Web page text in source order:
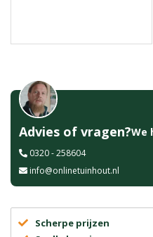
Advies of vragen?We
0320 - 258604
info@onlinetuinhout.nl
Scherpe prijzen